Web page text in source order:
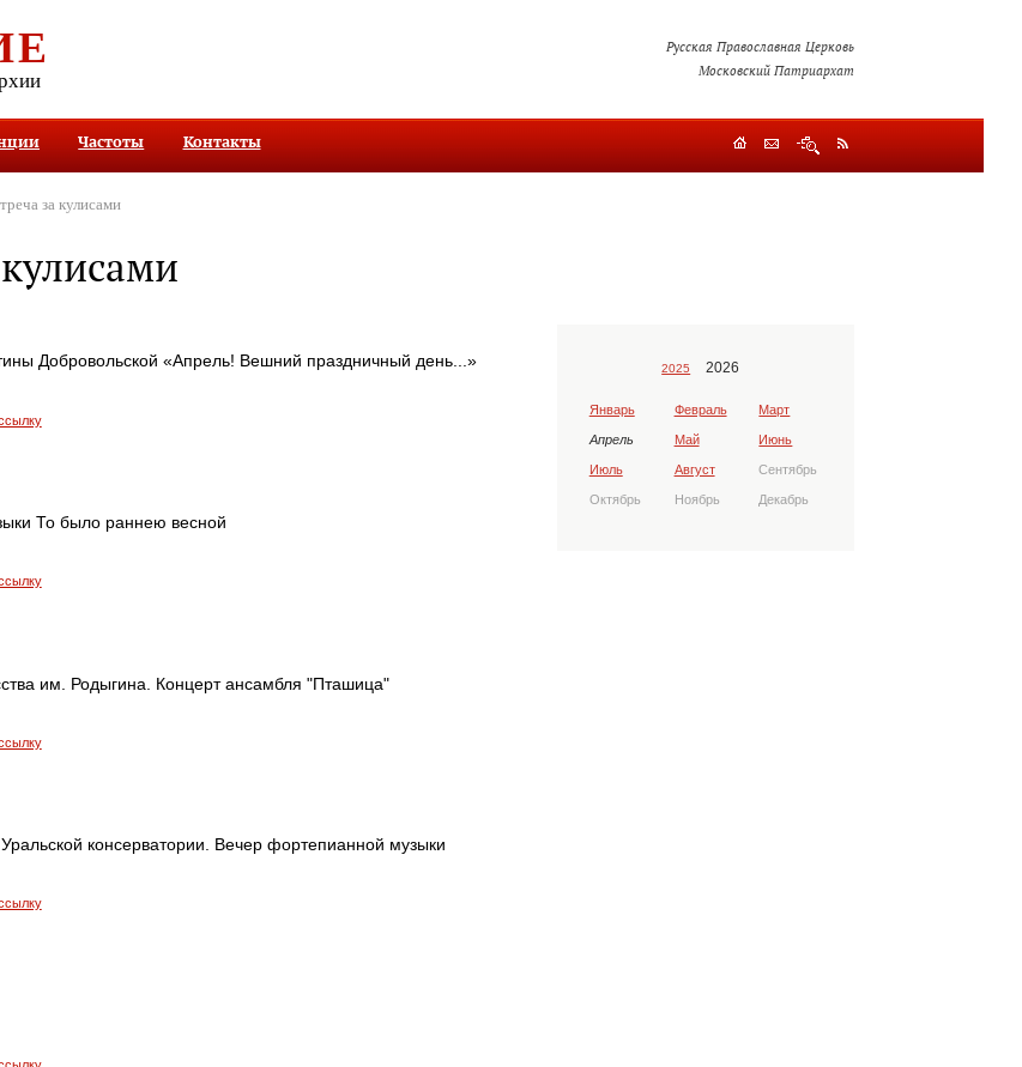
Русская Православная Церковь
Московский Патриархат
Частоты Контакты
за кулисами
Добровольской «Апрель! Вешний праздничный день...»
То было раннею весной
им. Родыгина. Концерт ансамбля "Пташица"
консерватории. Вечер фортепианной музыки
2025 2026
Январь Февраль Март
Апрель Май Июнь
Июль Август Сентябрь
Октябрь Ноябрь Декабрь